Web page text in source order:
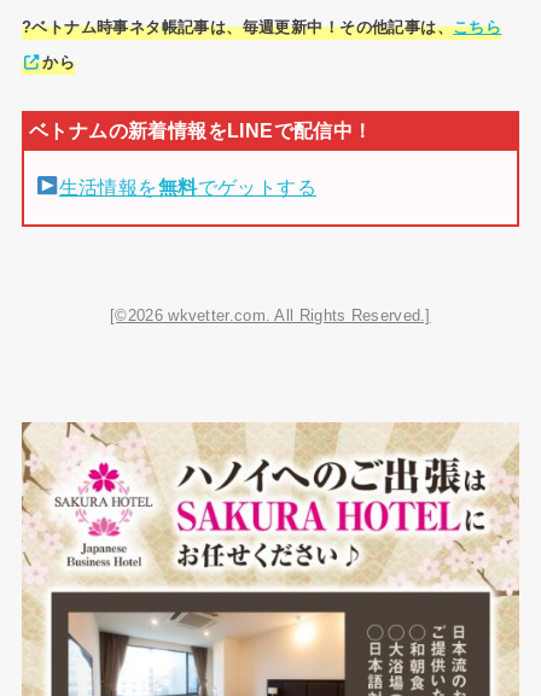
?ベトナム時事ネタ帳記事は、毎週更新中！その他記事は、こちら
から
生活情報を無料でゲットする
[©2026 wkvetter.com. All Rights Reserved.]